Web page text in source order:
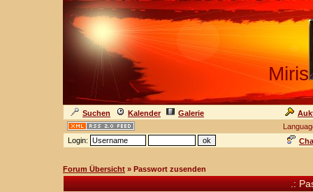
Miris
Suchen Kalender Galerie
Login:
Forum Übersicht » Passwort zusenden
.: